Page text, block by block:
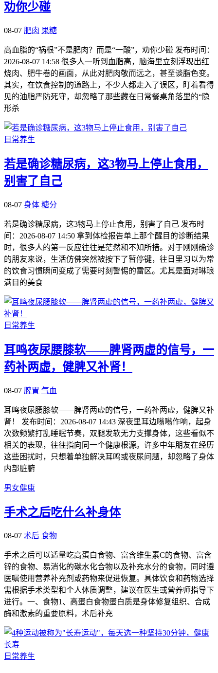
劝你少碰
08-07 肥肉 果糖
高血脂的“祸根”不是肥肉？而是“一酸”，劝你少碰 发布时间：
2026-08-07 14:58 很多人一听到血脂高，脑海里立刻浮现出红
烧肉、肥牛卷的画面，从此对肥肉敬而远之，甚至谈脂色变。
其实，在饮食控制的道路上，不少人都走入了误区，盯着看得
见的油脂严防死守，却忽略了那些藏在日常餐桌角落里的“隐
形杀
日常养生
若是确诊糖尿病，这3物马上停止食用，
别害了自己
08-07 身体 糖分
若是确诊糖尿病，这3物马上停止食用，别害了自己 发布时
间：2026-08-07 14:50 拿到体检报告单上那个醒目的诊断结果
时，很多人的第一反应往往是茫然和不知所措。对于刚刚确诊
的朋友来说，生活仿佛突然被按下了暂停键，往日里习以为常
的饮食习惯瞬间变成了需要时刻警惕的雷区。尤其是面对琳琅
满目的美食
日常养生
耳鸣夜尿腰膝软——脾肾两虚的信号，一
药补两虚，健脾又补肾！
08-07 脾胃 气血
耳鸣夜尿腰膝软——脾肾两虚的信号，一药补两虚，健脾又补
肾！ 发布时间：2026-08-07 14:43 深夜里耳边嗡嗡作响，起身
次数频繁打乱睡眠节奏，双腿发软无力支撑身体，这些看似不
相关的表现，往往指向同一个健康根源。许多中年朋友在经历
这些困扰时，只想着单独解决耳鸣或夜尿问题，却忽略了身体
内部脏腑
男女健康
手术之后吃什么补身体
08-07 术后 食物
手术之后可以适量吃高蛋白食物、富含维生素C的食物、富含
锌的食物、易消化的碳水化合物以及补充水分的食物，同时遵
医嘱使用营养补充剂或药物来促进恢复。具体饮食和药物选择
需根据手术类型和个人体质调整，建议在医生或营养师指导下
进行。一、食物1、高蛋白食物蛋白质是身体修复组织、合成
酶和激素的重要原料，术后补充
日常养生